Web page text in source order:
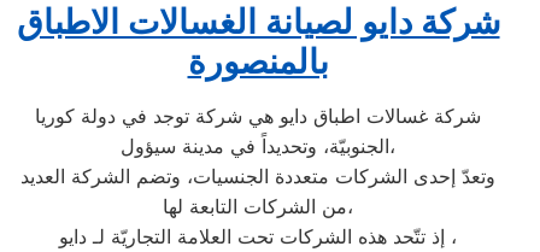
شركة دايو لصيانة الغسالات الاطباق
بالمنصورة
شركة غسالات اطباق دايو هي شركة توجد في دولة كوريا
الجنوبيّة، وتحديداً في مدينة سيؤول،
وتعدّ إحدى الشركات متعددة الجنسيات، وتضم الشركة العديد
من الشركات التابعة لها،
إذ تتّحد هذه الشركات تحت العلامة التجاريّة لـ دايو ،